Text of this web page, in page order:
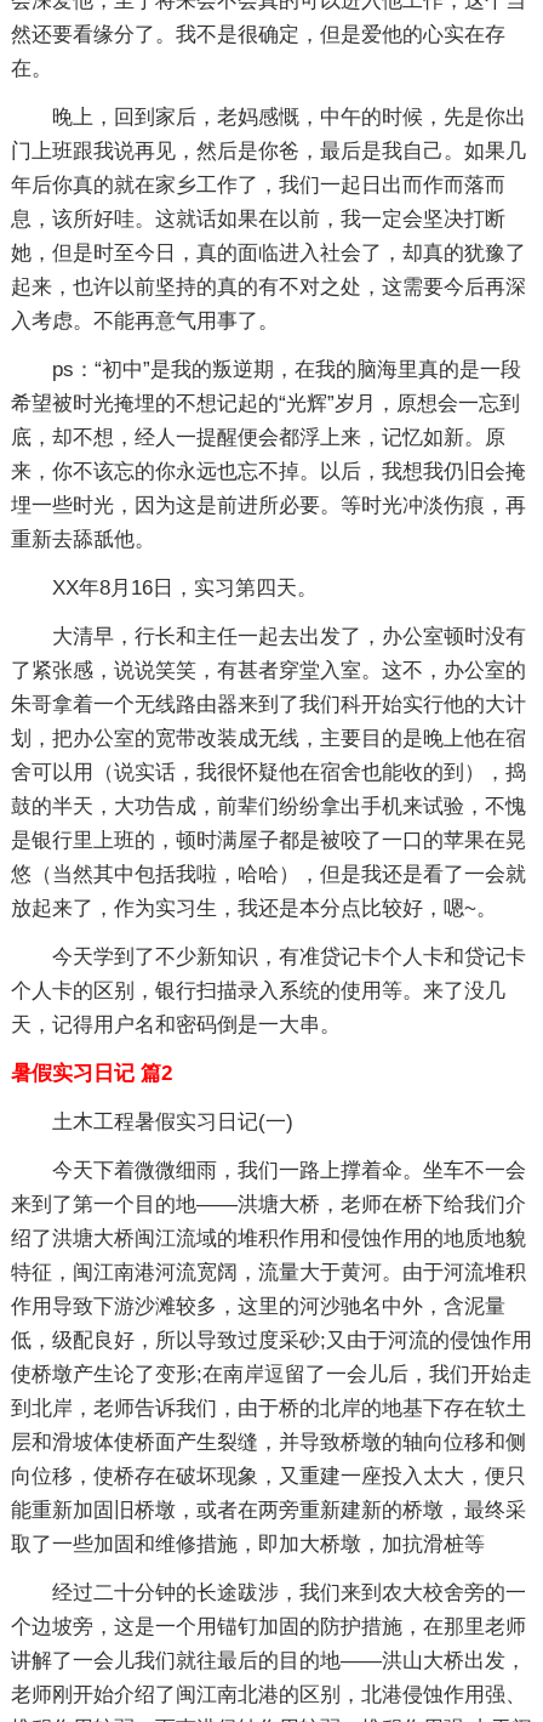
然还要看缘分了。我不是很确定，但是爱他的心实在存
在。
晚上，回到家后，老妈感慨，中午的时候，先是你出
门上班跟我说再见，然后是你爸，最后是我自己。如果几
年后你真的就在家乡工作了，我们一起日出而作而落而
息，该所好哇。这就话如果在以前，我一定会坚决打断
她，但是时至今日，真的面临进入社会了，却真的犹豫了
起来，也许以前坚持的真的有不对之处，这需要今后再深
入考虑。不能再意气用事了。
ps：“初中”是我的叛逆期，在我的脑海里真的是一段
希望被时光掩埋的不想记起的“光辉”岁月，原想会一忘到
底，却不想，经人一提醒便会都浮上来，记忆如新。原
来，你不该忘的你永远也忘不掉。以后，我想我仍旧会掩
埋一些时光，因为这是前进所必要。等时光冲淡伤痕，再
重新去舔舐他。
XX年8月16日，实习第四天。
大清早，行长和主任一起去出发了，办公室顿时没有
了紧张感，说说笑笑，有甚者穿堂入室。这不，办公室的
朱哥拿着一个无线路由器来到了我们科开始实行他的大计
划，把办公室的宽带改装成无线，主要目的是晚上他在宿
舍可以用（说实话，我很怀疑他在宿舍也能收的到），捣
鼓的半天，大功告成，前辈们纷纷拿出手机来试验，不愧
是银行里上班的，顿时满屋子都是被咬了一口的苹果在晃
悠（当然其中包括我啦，哈哈），但是我还是看了一会就
放起来了，作为实习生，我还是本分点比较好，嗯~。
今天学到了不少新知识，有准贷记卡个人卡和贷记卡
个人卡的区别，银行扫描录入系统的使用等。来了没几
天，记得用户名和密码倒是一大串。
暑假实习日记 篇2
土木工程暑假实习日记(一)
今天下着微微细雨，我们一路上撑着伞。坐车不一会
来到了第一个目的地——洪塘大桥，老师在桥下给我们介
绍了洪塘大桥闽江流域的堆积作用和侵蚀作用的地质地貌
特征，闽江南港河流宽阔，流量大于黄河。由于河流堆积
作用导致下游沙滩较多，这里的河沙驰名中外，含泥量
低，级配良好，所以导致过度采砂;又由于河流的侵蚀作用
使桥墩产生论了变形;在南岸逗留了一会儿后，我们开始走
到北岸，老师告诉我们，由于桥的北岸的地基下存在软土
层和滑坡体使桥面产生裂缝，并导致桥墩的轴向位移和侧
向位移，使桥存在破坏现象，又重建一座投入太大，便只
能重新加固旧桥墩，或者在两旁重新建新的桥墩，最终采
取了一些加固和维修措施，即加大桥墩，加抗滑桩等
经过二十分钟的长途跋涉，我们来到农大校舍旁的一
个边坡旁，这是一个用锚钉加固的防护措施，在那里老师
讲解了一会儿我们就往最后的目的地——洪山大桥出发，
老师刚开始介绍了闽江南北港的区别，北港侵蚀作用强、